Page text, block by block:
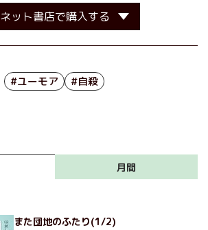
ネット書店で購入する
#ユーモア #自殺
月間
また団地のふたり(1/2)